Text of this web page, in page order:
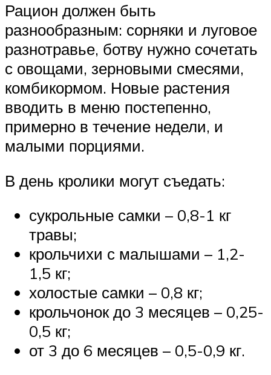
Рацион должен быть
разнообразным: сорняки и луговое
разнотравье, ботву нужно сочетать
с овощами, зерновыми смесями,
комбикормом. Новые растения
вводить в меню постепенно,
примерно в течение недели, и
малыми порциями.
В день кролики могут съедать:
сукрольные самки – 0,8-1 кг
травы;
крольчихи с малышами – 1,2-
1,5 кг;
холостые самки – 0,8 кг;
крольчонок до 3 месяцев – 0,25-
0,5 кг;
от 3 до 6 месяцев – 0,5-0,9 кг.